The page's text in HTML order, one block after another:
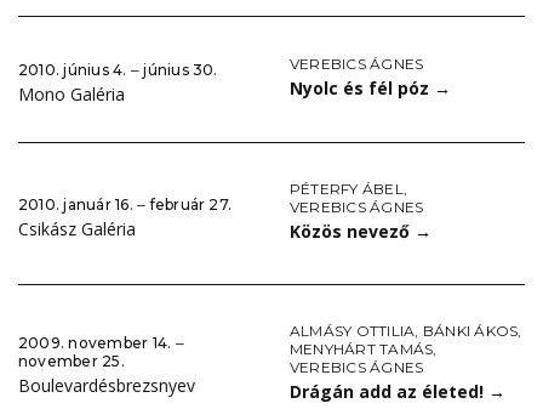
2010. június 4. ‒ június 30.
Mono Galéria
VEREBICS ÁGNES
Nyolc és fél póz →
2010. január 16. ‒ február 27.
Csikász Galéria
PÉTERFY ÁBEL,
VEREBICS ÁGNES
Közös nevező →
2009. november 14. ‒
november 25.
Boulevardésbrezsnyev
ALMÁSY OTTILIA, BÁNKI ÁKOS,
MENYHÁRT TAMÁS,
VEREBICS ÁGNES
Drágán add az életed! →